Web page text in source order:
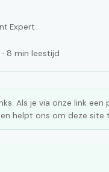
Expert
8 min leestijd
Als je via onze link
helpt ons om deze site